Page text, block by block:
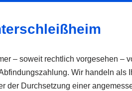
– soweit rechtlich vorgesehen
Wir handeln
der Durchsetzung einer